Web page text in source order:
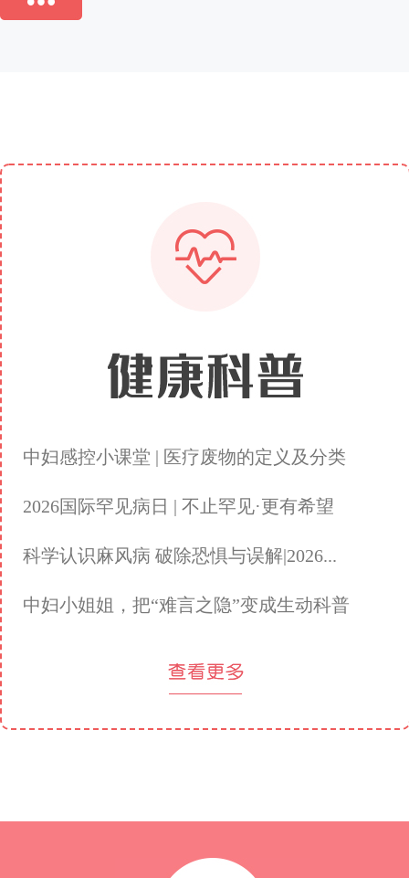
中妇感控小课堂 | 医疗废物的定义及分类
2026国际罕见病日 | 不止罕见·更有希望
科学认识麻风病 破除恐惧与误解|2026...
中妇小姐姐，把“难言之隐”变成生动科普